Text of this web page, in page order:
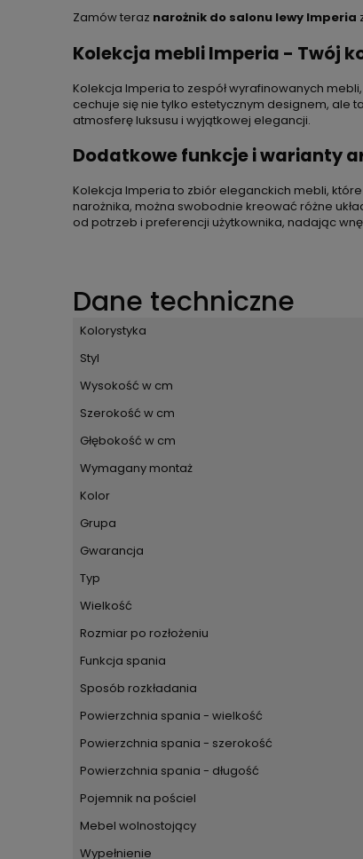
Zamów teraz narożnik do salonu lewy Imperia
Kolekcja mebli Imperia - Twój
Kolekcja Imperia to zespół wyrafinowanych
cechuje się nie tylko estetycznym designem, ale
atmosferę luksusu i wyjątkowej elegancji.
Dodatkowe funkcje i warianty
Kolekcja Imperia to zbiór eleganckich mebli,
narożnika, można swobodnie kreować różne
od potrzeb i preferencji użytkownika, nadając
Dane techniczne
Kolorystyka
Styl
Wysokość w cm
Szerokość w cm
Głębokość w cm
Wymagany montaż
Kolor
Grupa
Gwarancja
Typ
Wielkość
Rozmiar po rozłożeniu
Funkcja spania
Sposób rozkładania
Powierzchnia spania - wielkość
Powierzchnia spania - szerokość
Powierzchnia spania - długość
Pojemnik na pościel
Mebel wolnostojący
Wypełnienie